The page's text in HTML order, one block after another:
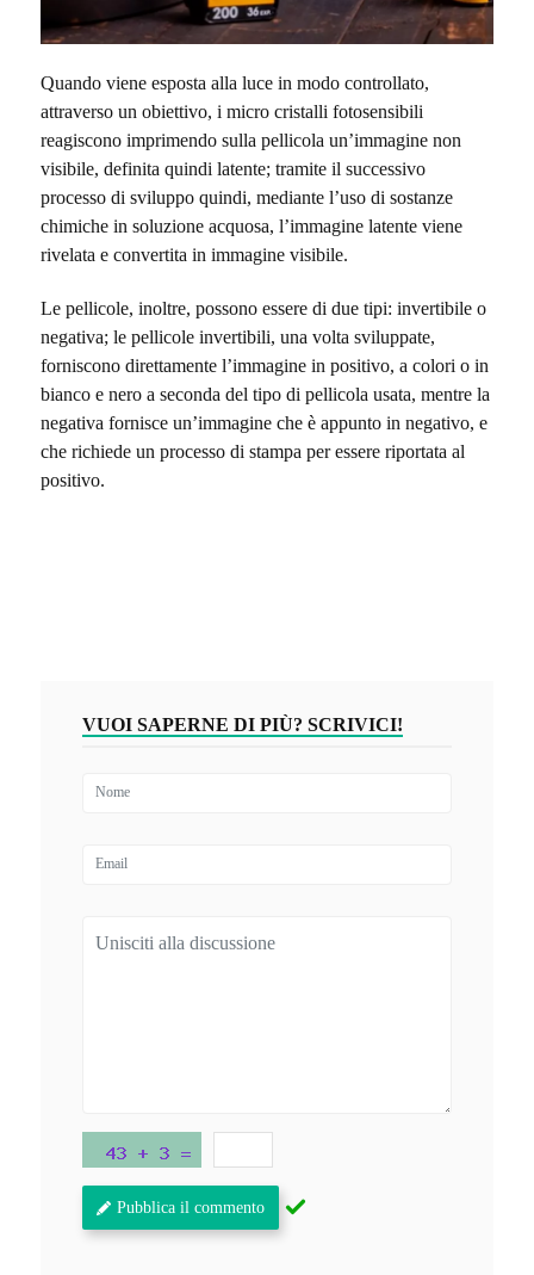
Quando viene esposta alla luce in modo controllato,
attraverso un obiettivo, i micro cristalli fotosensibili
reagiscono imprimendo sulla pellicola un’immagine non
visibile, definita quindi latente; tramite il successivo
processo di sviluppo quindi, mediante l’uso di sostanze
chimiche in soluzione acquosa, l’immagine latente viene
rivelata e convertita in immagine visibile.
Le pellicole, inoltre, possono essere di due tipi: invertibile o
negativa; le pellicole invertibili, una volta sviluppate,
forniscono direttamente l’immagine in positivo, a colori o in
bianco e nero a seconda del tipo di pellicola usata, mentre la
negativa fornisce un’immagine che è appunto in negativo, e
che richiede un processo di stampa per essere riportata al
positivo.
VUOI SAPERNE DI PIÙ? SCRIVICI!
Pubblica il commento